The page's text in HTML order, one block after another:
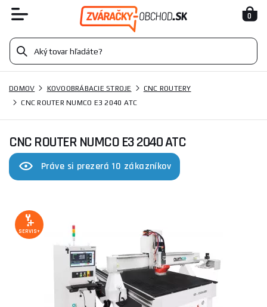
0
DOMOV KOVOOBRÁBACIE STROJE
CNC ROUTERY
CNC ROUTER NUMCO E3 2040 ATC
CNC ROUTER NUMCO E3 2040 ATC
Práve si prezerá 10 zákazníkov
SERVIS+